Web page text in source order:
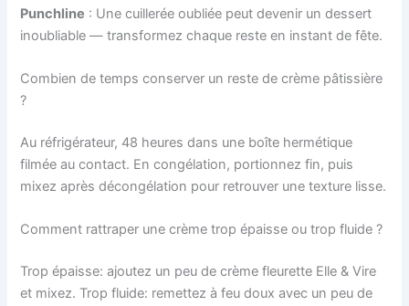
Punchline : Une cuillerée oubliée peut devenir un dessert
inoubliable — transformez chaque reste en instant de fête.
Combien de temps conserver un reste de crème pâtissière
?
Au réfrigérateur, 48 heures dans une boîte hermétique
filmée au contact. En congélation, portionnez fin, puis
mixez après décongélation pour retrouver une texture lisse.
Comment rattraper une crème trop épaisse ou trop fluide ?
Trop épaisse: ajoutez un peu de crème fleurette Elle & Vire
et mixez. Trop fluide: remettez à feu doux avec un peu de